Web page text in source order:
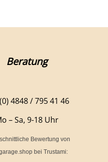
Beratung
4848 / 795 41 46
– Sa, 9-18 Uhr
Bewertung von
bei Trustami: